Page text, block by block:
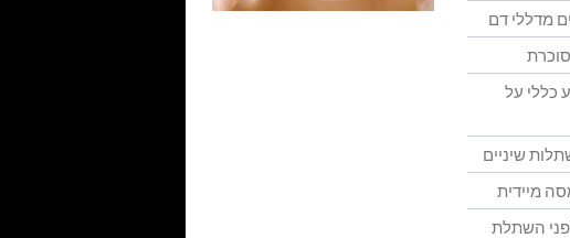
מדללי דם
כללי על
שיניים
מיידית
השתלת